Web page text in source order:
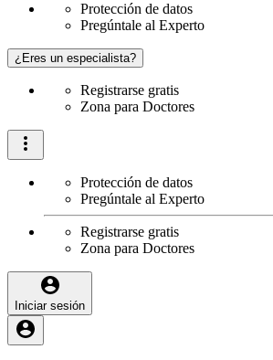
Protección de datos
Pregúntale al Experto
¿Eres un especialista?
Registrarse gratis
Zona para Doctores
Protección de datos
Pregúntale al Experto
Registrarse gratis
Zona para Doctores
Iniciar sesión